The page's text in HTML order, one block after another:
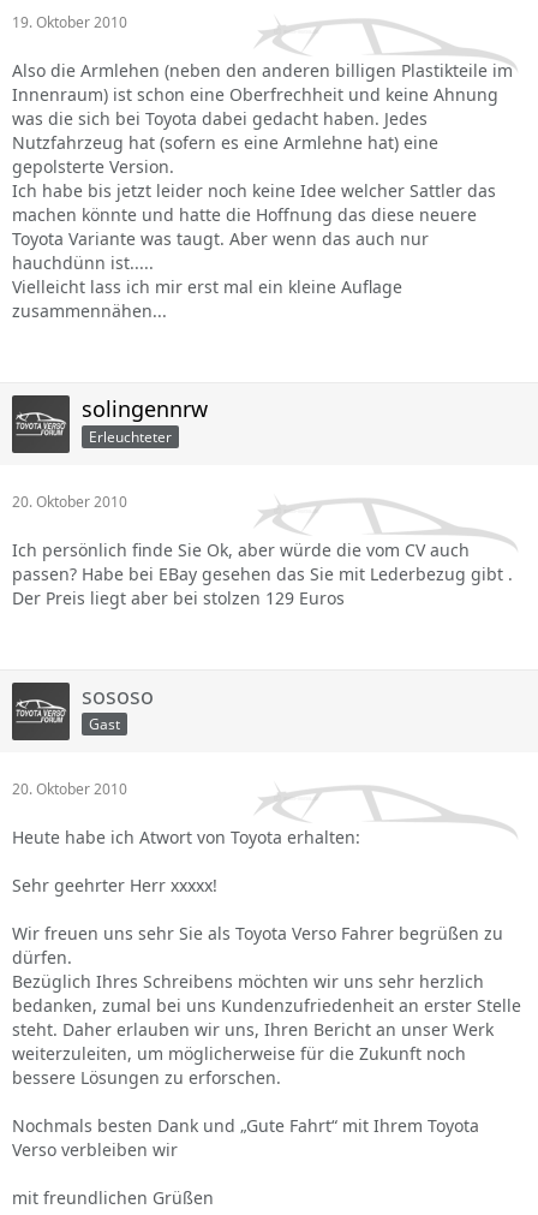
19. Oktober 2010
Also die Armlehen (neben den anderen billigen Plastikteile im
Innenraum) ist schon eine Oberfrechheit und keine Ahnung
was die sich bei Toyota dabei gedacht haben. Jedes
Nutzfahrzeug hat (sofern es eine Armlehne hat) eine
gepolsterte Version.
Ich habe bis jetzt leider noch keine Idee welcher Sattler das
machen könnte und hatte die Hoffnung das diese neuere
Toyota Variante was taugt. Aber wenn das auch nur
hauchdünn ist.....
Vielleicht lass ich mir erst mal ein kleine Auflage
zusammennähen...
solingennrw
Erleuchteter
20. Oktober 2010
Ich persönlich finde Sie Ok, aber würde die vom CV auch
passen? Habe bei EBay gesehen das Sie mit Lederbezug gibt .
Der Preis liegt aber bei stolzen 129 Euros
sososo
Gast
20. Oktober 2010
Heute habe ich Atwort von Toyota erhalten:
Sehr geehrter Herr xxxxx!
Wir freuen uns sehr Sie als Toyota Verso Fahrer begrüßen zu
dürfen.
Bezüglich Ihres Schreibens möchten wir uns sehr herzlich
bedanken, zumal bei uns Kundenzufriedenheit an erster Stelle
steht. Daher erlauben wir uns, Ihren Bericht an unser Werk
weiterzuleiten, um möglicherweise für die Zukunft noch
bessere Lösungen zu erforschen.
Nochmals besten Dank und „Gute Fahrt“ mit Ihrem Toyota
Verso verbleiben wir
mit freundlichen Grüßen